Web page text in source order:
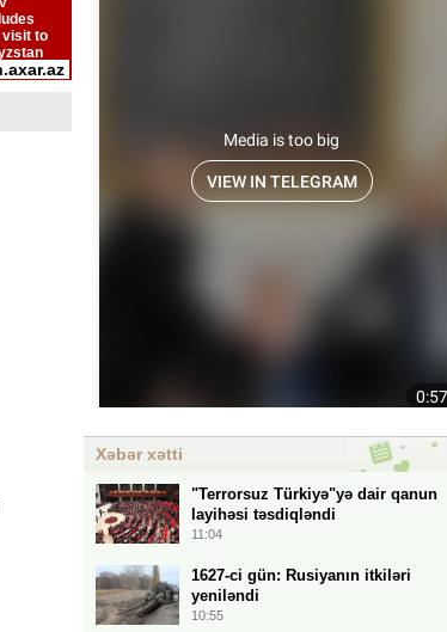
Xəbər xətti
"Terrorsuz Türkiyə"yə dair qanun
layihəsi təsdiqləndi
11:04
1627-ci gün: Rusiyanın itkiləri
yeniləndi
10:55